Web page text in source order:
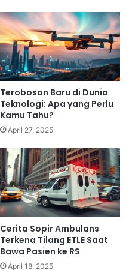
Terobosan Baru di Dunia
Teknologi: Apa yang Perlu
Kamu Tahu?
April 27, 2025
Cerita Sopir Ambulans
Terkena Tilang ETLE Saat
Bawa Pasien ke RS
April 18, 2025